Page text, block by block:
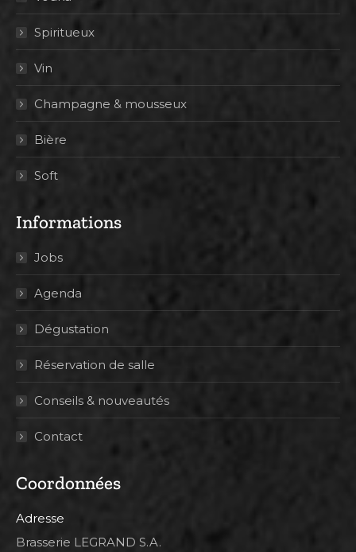
Spiritueux
Vin
Champagne & mousseux
Bière
Soft
Informations
Jobs
Agenda
Dégustation
Réservation de salle
Conseils & nouveautés
Contact
Coordonnées
Adresse
Brasserie LEGRAND S.A.